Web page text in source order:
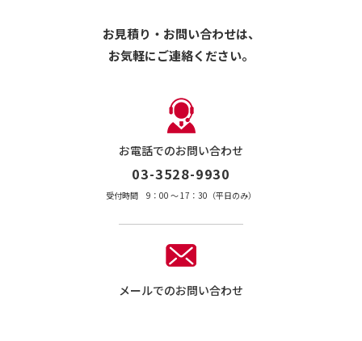
お見積り・お問い合わせは、
お気軽にご連絡ください。
お電話でのお問い合わせ
03-3528-9930
受付時間 9：00 〜 17：30（平日のみ）
メールでのお問い合わせ